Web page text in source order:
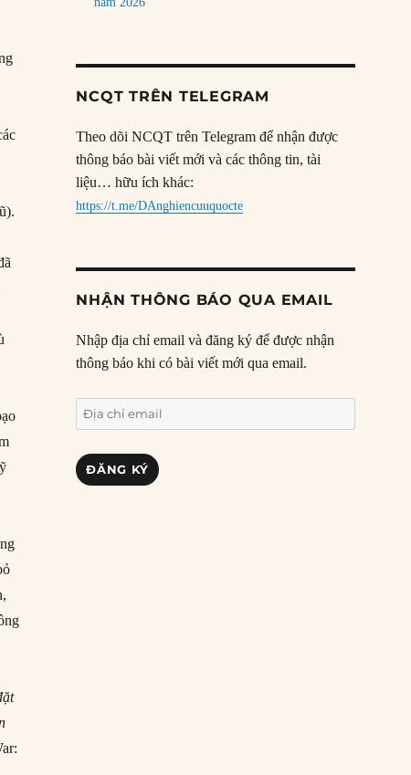
NCQT TRÊN TELEGRAM
Theo dõi NCQT trên Telegram để nhận được
thông báo bài viết mới và các thông tin, tài
liệu… hữu ích khác:
https://t.me/DAnghiencuuquocte
NHẬN THÔNG BÁO QUA EMAIL
Nhập địa chỉ email và đăng ký để được nhận
thông báo khi có bài viết mới qua email.
Địa
chỉ
email
ĐĂNG KÝ